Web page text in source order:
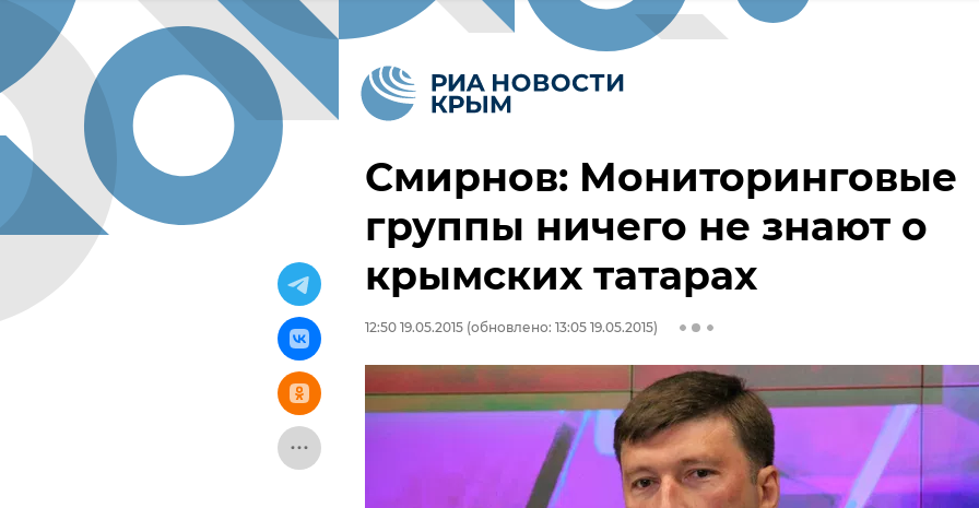
Смирнов: Мониторинговые
группы ничего не знают о
крымских татарах
12:50 19.05.2015 (обновлено: 13:05 19.05.2015)